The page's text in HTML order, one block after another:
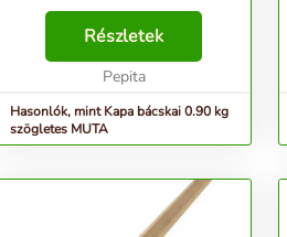
Részletek
Pepita
Hasonlók, mint Kapa bácskai 0.90 kg
szögletes MUTA